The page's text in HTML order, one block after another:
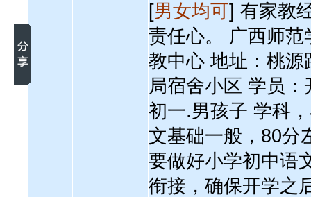
[男女均可] 有家教
责任心。 广西师范
教中心 地址：桃源
局宿舍小区 学员：
初一.男孩子 学科
文基础一般，80分
要做好小学初中语
衔接，确保开学之